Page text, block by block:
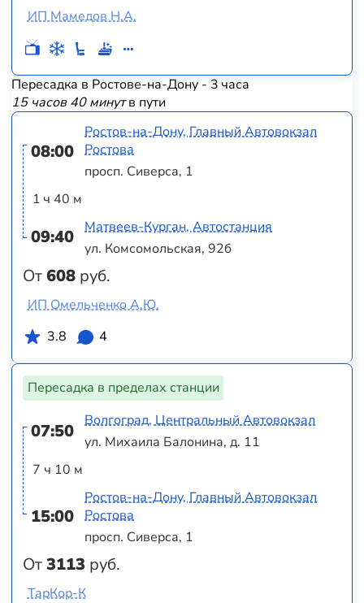
ИП Мамедов Н.А.
Пересадка в Ростове-на-Дону - 3 часа
15 часов 40 минутв пути
08:00
1 ч 40 м
09:40
От608 руб.
Ростов-на-Дону, Главный Автовокзал
Ростова
просп. Сиверса, 1
Матвеев-Курган, Автостанция
ул. Комсомольская, 92б
ИП Омельченко А.Ю.
3.8
4
Пересадка в пределах станции
07:50
7 ч 10 м
15:00
От3113 руб.
Волгоград, Центральный Автовокзал
ул. Михаила Балонина, д. 11
Ростов-на-Дону, Главный Автовокзал
Ростова
просп. Сиверса, 1
ТарКор-К